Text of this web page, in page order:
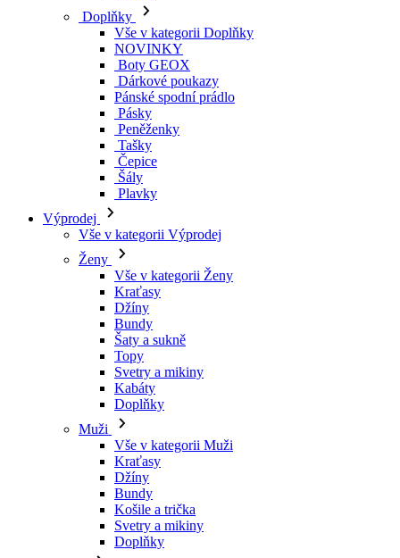
Doplňky
Vše v kategorii Doplňky
NOVINKY
Boty GEOX
Dárkové poukazy
Pánské spodní prádlo
Pásky
Peněženky
Tašky
Čepice
Šály
Plavky
Výprodej
Vše v kategorii Výprodej
Ženy
Vše v kategorii Ženy
Kraťasy
Džíny
Bundy
Šaty a sukně
Topy
Svetry a mikiny
Kabáty
Doplňky
Muži
Vše v kategorii Muži
Kraťasy
Džíny
Bundy
Košile a trička
Svetry a mikiny
Doplňky